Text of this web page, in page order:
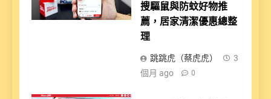
搜驅鼠與防蚊好物推
薦，居家清潔優惠總整
理
跳跳虎（蔡虎虎）
3
個月 ago
0